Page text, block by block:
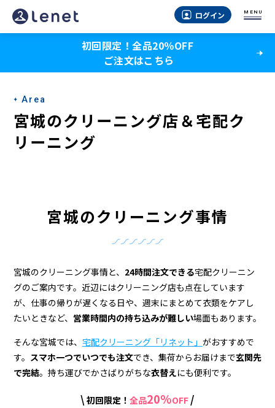
宮
城
ク
リ
ー
配
ク
リ
ー
ニ
ログイン MENU
初回限定！全品20％OFF
ご注文はこちら
Area
宮城のクリーニング店＆宅配ク
リーニング
宮城のクリーニング事情
宮城のクリーニング事情と、 24時間注文できる宅配クリーニン
グのご案内です。近辺にはクリーニング店も点在しています
が、仕事の帰りが遅くなる日や、週末にまとめて衣類をケアし
たいときなど、 営業時間内の持ち込みが難しい場面もあります。
そんな宮城では、 宅配クリーニング「リネット」 がおすすめで
す。 スマホ一つでいつでも注文でき、集荷からお届けまで玄関先
で完結。持ち運びでかさばりがちな衣替えにも便利です。
\ 初回限定！ 全品20%OFF /